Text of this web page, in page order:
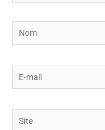
Nom
mail
Site